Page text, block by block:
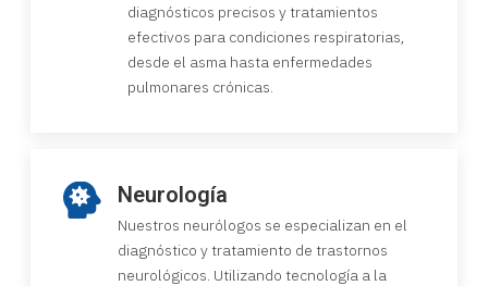
diagnósticos precisos y tratamientos
efectivos para condiciones respiratorias,
desde el asma hasta enfermedades
pulmonares crónicas.
Neurología
Nuestros neurólogos se especializan en el
diagnóstico y tratamiento de trastornos
neurológicos. Utilizando tecnología a la